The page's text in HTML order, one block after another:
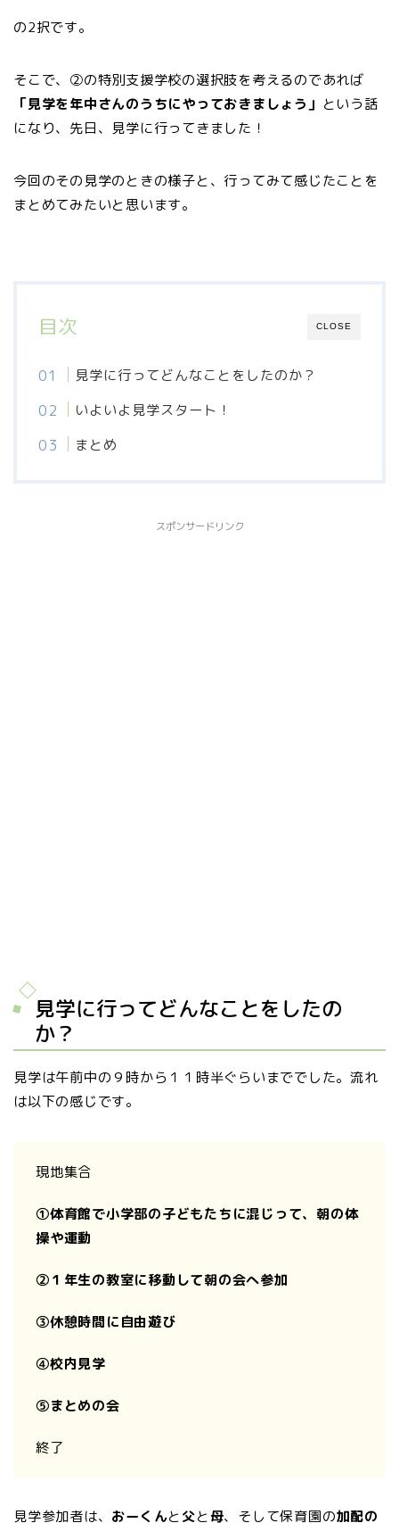
の2択です。
そこで、②の特別支援学校の選択肢を考えるのであれば
「見学を年中さんのうちにやっておきましょう」 という話
になり、先日、見学に行ってきました！
今回のその見学のときの様子と、行ってみて感じたことを
まとめてみたいと思います。
CLOSE
目次
見学に行ってどんなことをしたのか？
いよいよ見学スタート！
まとめ
スポンサードリンク
見学に行ってどんなことをしたの
か？
見学は午前中の９時から１１時半ぐらいまででした。流れ
は以下の感じです。
現地集合
①体育館で小学部の子どもたちに混じって、朝の体
操や運動
②１年生の教室に移動して朝の会へ参加
③休憩時間に自由遊び
④校内見学
⑤まとめの会
終了
見学参加者は、 おーくんと父と母、そして保育園の加配の